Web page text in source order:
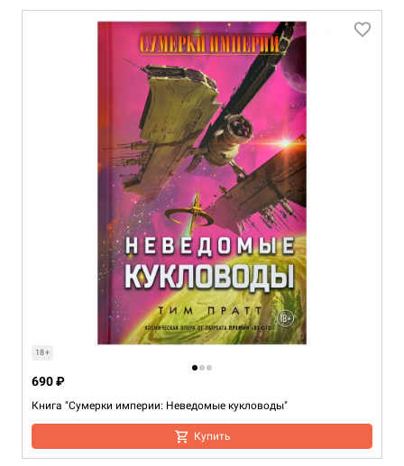
18+
Книга "Сумерки империи: Неведомые кукловоды"
690 ₽
Купить